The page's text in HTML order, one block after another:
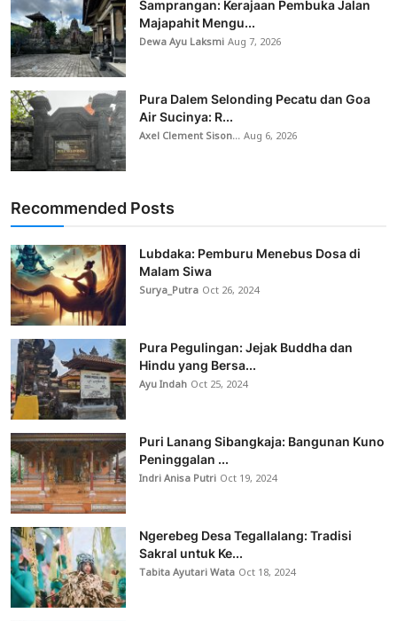
Samprangan: Kerajaan Pembuka Jalan
Majapahit Mengu...
Dewa Ayu LaksmiAug 7, 2026
Pura Dalem Selonding Pecatu dan Goa
Air Sucinya: R...
Axel Clement Sison...Aug 6, 2026
Recommended Posts
Lubdaka: Pemburu Menebus Dosa di
Malam Siwa
Surya_Putra Oct 26, 2024
Pura Pegulingan: Jejak Buddha dan
Hindu yang Bersa...
Ayu Indah Oct 25, 2024
Puri Lanang Sibangkaja: Bangunan Kuno
Peninggalan ...
Indri Anisa Putri Oct 19, 2024
Ngerebeg Desa Tegallalang: Tradisi
Sakral untuk Ke...
Tabita Ayutari Wata Oct 18, 2024